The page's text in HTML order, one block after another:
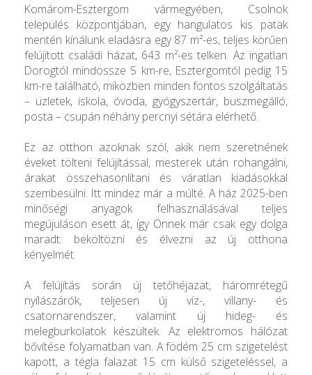
Komárom-Esztergom vármegyében, Csolnok
település központjában, egy hangulatos kis patak
mentén kínálunk eladásra egy 87 m²-es, teljes körűen
felújított családi házat, 643 m²-es telken. Az ingatlan
Dorogtól mindössze 5 km-re, Esztergomtól pedig 15
km-re található, miközben minden fontos szolgáltatás
– üzletek, iskola, óvoda, gyógyszertár, buszmegálló,
posta – csupán néhány percnyi sétára elérhető.
Ez az otthon azoknak szól, akik nem szeretnének
éveket tölteni felújítással, mesterek után rohangálni,
árakat összehasonlítani és váratlan kiadásokkal
szembesülni. Itt mindez már a múlté. A ház 2025-ben
minőségi anyagok felhasználásával teljes
megújuláson esett át, így Önnek már csak egy dolga
maradt: beköltözni és élvezni az új otthona
kényelmét.
A felújítás során új tetőhéjazat, háromrétegű
nyílászárók, teljesen új víz-, villany- és
csatornarendszer, valamint új hideg- és
melegburkolatok készültek. Az elektromos hálózat
bővítése folyamatban van. A födém 25 cm szigetelést
kapott, a tégla falazat 15 cm külső szigeteléssel, a